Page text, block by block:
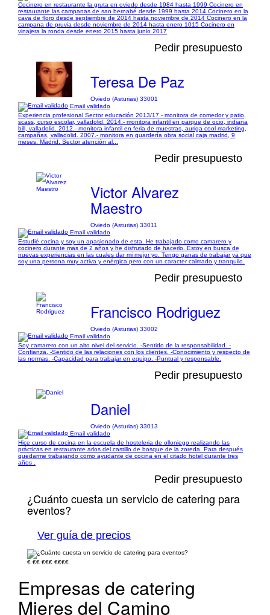
Cocinero en restaurante la gruta en oviedo desde 1984 hasta 1999 Cocinero en
restaurante las campanas de san bernabé desde 1999 hasta 2014 Cocinero en la
cava de floro desde septiembre de 2014 hasta noviembre de 2014 Cocinero en la
campana de pruvia desde noviembre de 2014 hasta enero 1015 Cocinero en
vinajera la ronda desde enero 2015 hasta junio 2017
Pedir presupuesto
Teresa De Paz
Oviedo (Asturias) 33001
Email validado
Experiencia profesional Sector educación 2013/17.- monitora de comedor y patio,
scass, curso escolar, valladolid. 2014.- monitora infantil en parque de ocio, indiana
bill, valladolid. 2012.- monitora infantil en feria de muestras, auriga cool marketing,
campañas, valladolid. 2007.- monitora en guardería obra social caja madrid, 9
meses. Madrid. Sector atención al...
Pedir presupuesto
Victor Alvarez
Maestro
Oviedo (Asturias) 33011
Email validado
Estudié cocina y soy un apasionado de esta. He trabajado como camarero y
cocinero durante mas de 2 años y he disfrutado de hacerlo. Estoy en busca de
nuevas experiencias en las cuales dar mi mejor yo. Tengo ganas de trabajar ya que
soy una persona muy activa y enérgica pero con un caracter calmado y tranquilo.
Pedir presupuesto
Francisco Rodriguez
Oviedo (Asturias) 33002
Email validado
Soy camarero con un alto nivel del servicio. -Sentido de la responsabilidad. -
Confianza. -Sentido de las relaciones con los clientes. -Conocimiento y respecto de
las normas. -Capacidad para trabajar en equipo. -Puntual y responsable.
Pedir presupuesto
Daniel
Oviedo (Asturias) 33013
Email validado
Hice curso de cocina en la escuela de hosteleria de olloniego realizando las
prácticas en restaurante arlos del castillo de bosque de la zoreda. Para después
quedarme trabajando como ayudante de cocina en el citado hotel durante tres
años .
Pedir presupuesto
¿Cuánto cuesta un servicio de catering para
eventos?
Ver guía de precios
€ €€ €€€ €€€€
Empresas de catering
Mieres del Camino